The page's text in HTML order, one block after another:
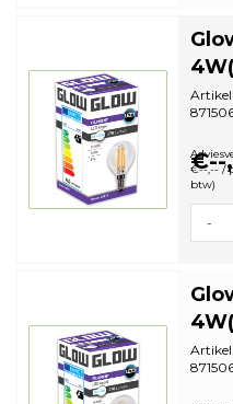
€--
€--,-- /
btw)
-